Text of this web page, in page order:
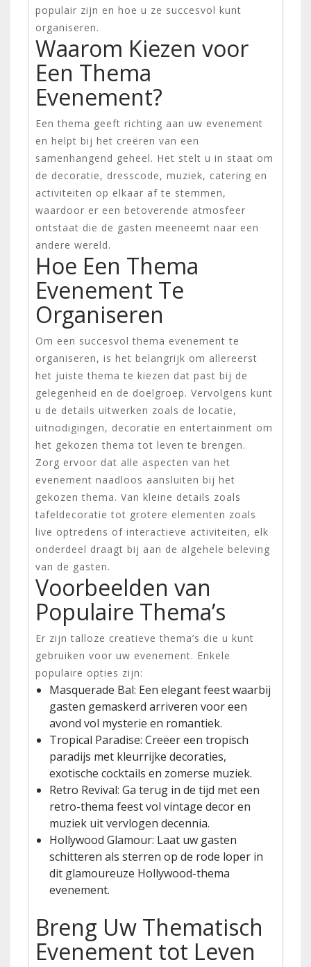
populair zijn en hoe u ze succesvol kunt
organiseren.
Waarom Kiezen voor
Een Thema
Evenement?
Een thema geeft richting aan uw evenement
en helpt bij het creëren van een
samenhangend geheel. Het stelt u in staat om
de decoratie, dresscode, muziek, catering en
activiteiten op elkaar af te stemmen,
waardoor er een betoverende atmosfeer
ontstaat die de gasten meeneemt naar een
andere wereld.
Hoe Een Thema
Evenement Te
Organiseren
Om een succesvol thema evenement te
organiseren, is het belangrijk om allereerst
het juiste thema te kiezen dat past bij de
gelegenheid en de doelgroep. Vervolgens kunt
u de details uitwerken zoals de locatie,
uitnodigingen, decoratie en entertainment om
het gekozen thema tot leven te brengen.
Zorg ervoor dat alle aspecten van het
evenement naadloos aansluiten bij het
gekozen thema. Van kleine details zoals
tafeldecoratie tot grotere elementen zoals
live optredens of interactieve activiteiten, elk
onderdeel draagt bij aan de algehele beleving
van de gasten.
Voorbeelden van
Populaire Thema’s
Er zijn talloze creatieve thema’s die u kunt
gebruiken voor uw evenement. Enkele
populaire opties zijn:
Masquerade Bal: Een elegant feest waarbij
gasten gemaskerd arriveren voor een
avond vol mysterie en romantiek.
Tropical Paradise: Creëer een tropisch
paradijs met kleurrijke decoraties,
exotische cocktails en zomerse muziek.
Retro Revival: Ga terug in de tijd met een
retro-thema feest vol vintage decor en
muziek uit vervlogen decennia.
Hollywood Glamour: Laat uw gasten
schitteren als sterren op de rode loper in
dit glamoureuze Hollywood-thema
evenement.
Breng Uw Thematisch
Evenement tot Leven